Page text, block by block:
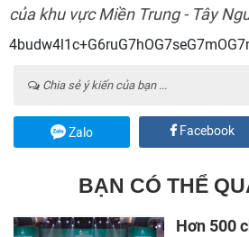
của khu vực Miền Trung - Tây
Chia sẻ ý kiến của bạn ...
Zalo Facebook
BẠN CÓ THỂ
Hơn 500